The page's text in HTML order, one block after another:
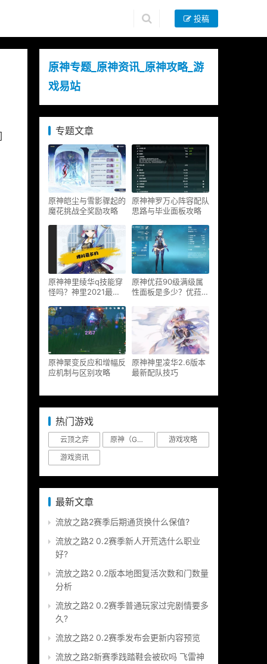
投稿
原神专题_原神资讯_原神攻略_游
戏易站
专题文章
原神皑尘与雪影骤起的
魔花挑战全奖励攻略
原神神罗万心阵容配队
思路与毕业面板攻略
原神神里绫华q技能穿
怪吗？神里2021最新
原神优菈90级满级属
性面板是多少？优菈大
原神聚变反应和增幅反
应机制与区别攻略
原神神里凌华2.6版本
最新配队技巧
热门游戏
云顶之弈 原神（Genshin Impact）
游戏攻略
游戏资讯
最新文章
流放之路2赛季后期通货换什么保值?
流放之路2 0.2赛季新人开荒选什么职业
好?
流放之路2 0.2版本地图复活次数和门数量
分析
流放之路2 0.2赛季普通玩家过完剧情要多
久?
流放之路2 0.2赛季发布会更新内容预览
流放之路2新赛季践踏鞋会被砍吗 飞雷神